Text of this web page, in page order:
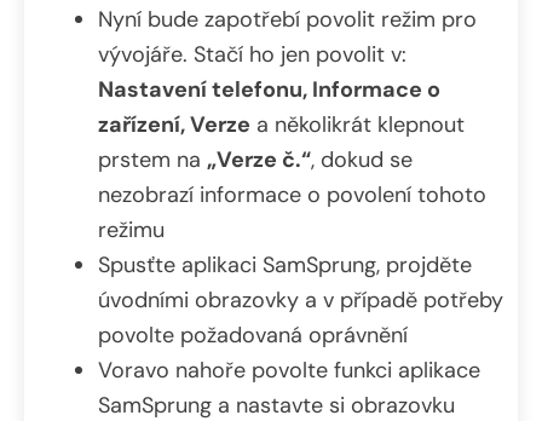
Nyní bude zapotřebí povolit režim pro
vývojáře. Stačí ho jen povolit v:
Nastavení telefonu, Informace o
zařízení, Verze a několikrát klepnout
prstem na „Verze č.“, dokud se
nezobrazí informace o povolení tohoto
režimu
Spusťte aplikaci SamSprung, projděte
úvodními obrazovky a v případě potřeby
povolte požadovaná oprávnění
Voravo nahoře povolte funkci aplikace
SamSprung a nastavte si obrazovku